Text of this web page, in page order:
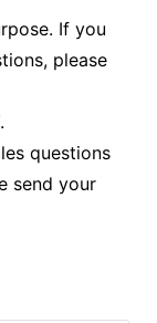
If you
please
.
questions
send your